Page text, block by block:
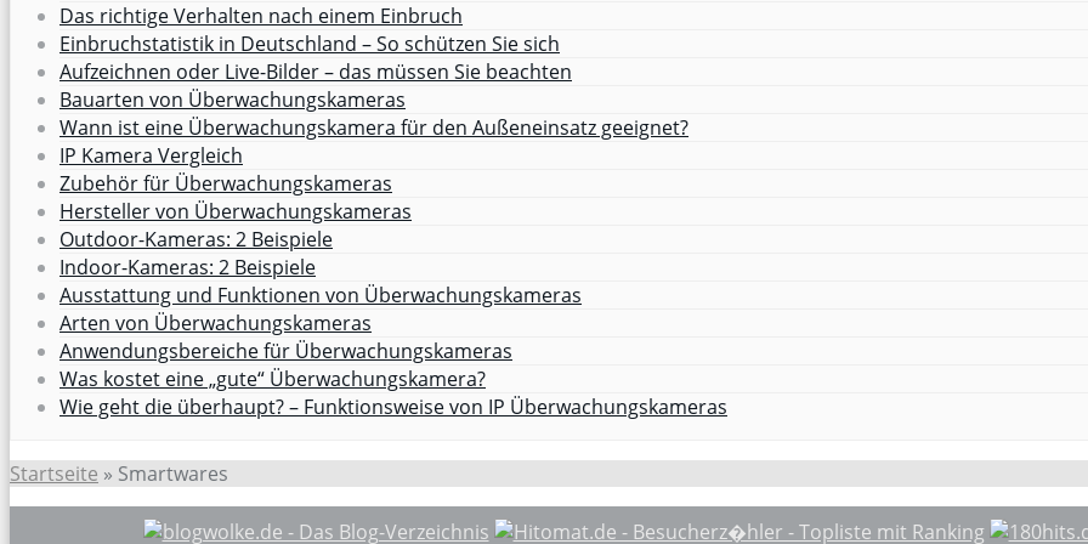
Das richtige Verhalten nach einem Einbruch
Einbruchstatistik in Deutschland – So schützen Sie sich
Aufzeichnen oder Live-Bilder – das müssen Sie beachten
Bauarten von Überwachungskameras
Wann ist eine Überwachungskamera für den Außeneinsatz geeignet?
IP Kamera Vergleich
Zubehör für Überwachungskameras
Hersteller von Überwachungskameras
Outdoor-Kameras: 2 Beispiele
Indoor-Kameras: 2 Beispiele
Ausstattung und Funktionen von Überwachungskameras
Arten von Überwachungskameras
Anwendungsbereiche für Überwachungskameras
Was kostet eine „gute“ Überwachungskamera?
Wie geht die überhaupt? – Funktionsweise von IP Überwachungskameras
Startseite » Smartwares